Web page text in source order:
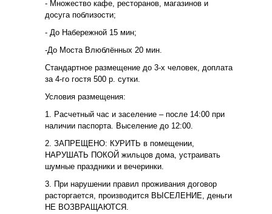
- Множество кафе, ресторанов, магазинов и
досуга поблизости;
- До Набережной 15 мин;
-До Моста Влюблённых 20 мин.
Стандартное размещение до 3-х человек, доплата
за 4-го гостя 500 р. сутки.
Условия размещения:
1. Расчетный час и заселение – после 14:00 при
наличии паспорта. Выселение до 12:00.
2. ЗАПРЕЩЕНО: КУРИТЬ в помещении,
НАРУШАТЬ ПОКОЙ жильцов дома, устраивать
шумные праздники и вечеринки.
3. При нарушении правил проживания договор
расторгается, производится ВЫСЕЛЕНИЕ, деньги
НЕ ВОЗВРАЩАЮТСЯ.